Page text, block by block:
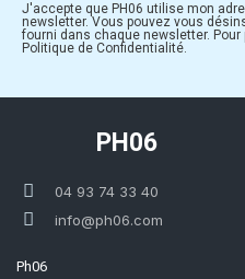
J'accepte que PH06 utilise mon
newsletter. Vous pouvez vous
fourni dans chaque newsletter.
Politique de Confidentialité.
PH06
04 93 74 33 40
info@ph06.com
Ph06